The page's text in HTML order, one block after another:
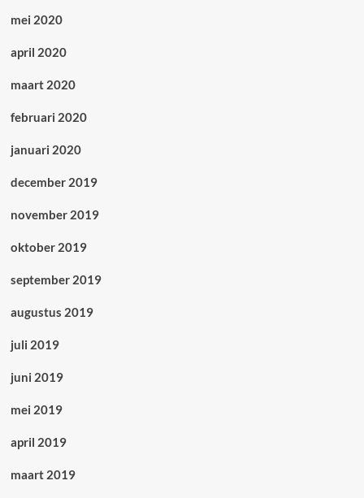
mei 2020
april 2020
maart 2020
februari 2020
januari 2020
december 2019
november 2019
oktober 2019
september 2019
augustus 2019
juli 2019
juni 2019
mei 2019
april 2019
maart 2019